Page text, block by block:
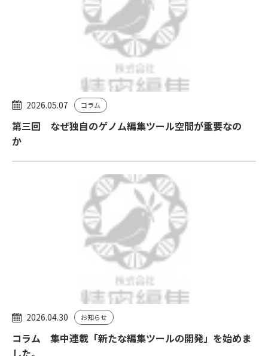
2026.05.07 コラム
第三回 なぜ独自のゲノム編集ツール空間が重要なの
か
2026.04.30 お知らせ
コラム 集中連載「新たな編集ツールの開発」を始めま